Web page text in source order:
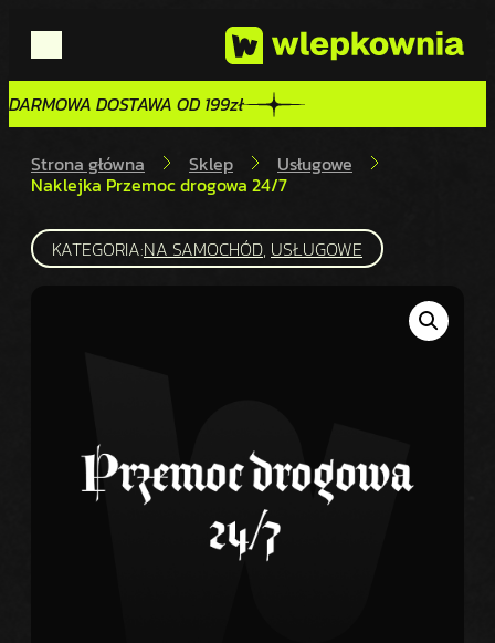
DARMOWA DOSTAWA OD 199zł
DARMOWA DOSTAWA OD 199zł
Strona główna Sklep Usługowe
Naklejka Przemoc drogowa 24/7
KATEGORIA:NA SAMOCHÓD, USŁUGOWE